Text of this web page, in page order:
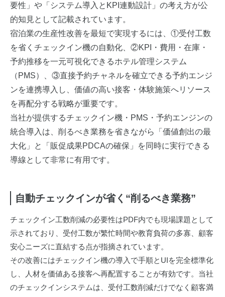
要性」や「システム導入とKPI連動設計」の考え方が公
的知見として記載されています。
宿泊業の生産性改善を最短で実現するには、①受付工数
を省くチェックイン機の自動化、②KPI・費用・在庫・
予約推移を一元可視化できるホテル管理システム
（PMS）、③直接予約チャネルを確立できる予約エンジ
ンを連携導入し、価値の高い接客・体験施策へリソース
を再配分する戦略が重要です。
当社が提供するチェックイン機・PMS・予約エンジンの
統合導入は、削るべき業務を省きながら「価値創出の最
大化」と「販促成果PDCAの確保」を同時に実行できる
導線として非常に有用です。
自動チェックインが省く“削るべき業務”
チェックイン工数削減の必要性はPDF内でも現場課題として
示されており、受付工数が繁忙時間や教育負荷の多寡、顧客
安心ニーズに直結する点が指摘されています。
その改善にはチェックイン機の導入で手順とUIを完全標準化
し、人材を価値ある接客へ再配置することが有効です。当社
のチェックインシステムは、受付工数削減だけでなく顧客満